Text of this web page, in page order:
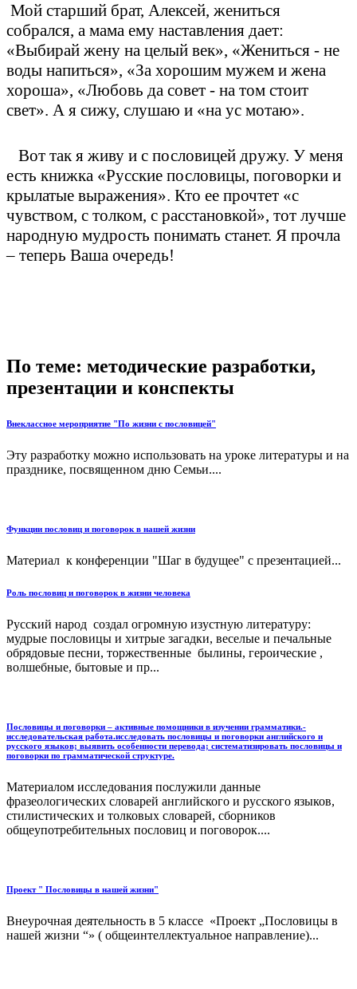
Мой старший брат, Алексей, жениться
собрался, а мама ему наставления дает:
«Выбирай жену на целый век», «Жениться - не
воды напиться», «За хорошим мужем и жена
хороша», «Любовь да совет - на том стоит
свет». А я сижу, слушаю и «на ус мотаю».
Вот так я живу и с пословицей дружу. У меня
есть книжка «Русские пословицы, поговорки и
крылатые выражения». Кто ее прочтет «с
чувством, с толком, с расстановкой», тот лучше
народную мудрость понимать станет. Я прочла
– теперь Ваша очередь!
По теме: методические разработки,
презентации и конспекты
Внеклассное мероприятие "По жизни с пословицей"
Эту разработку можно использовать на уроке литературы и на
празднике, посвященном дню Семьи....
Функции пословиц и поговорок в нашей жизни
Материал к конференции "Шаг в будущее" с презентацией...
Роль пословиц и поговорок в жизни человека
Русский народ создал огромную изустную литературу:
мудрые пословицы и хитрые загадки, веселые и печальные
обрядовые песни, торжественные былины, героические ,
волшебные, бытовые и пр...
Пословицы и поговорки – активные помощники в изучении грамматики.-
исследовательская работа.исследовать пословицы и поговорки английского и
русского языков; выявить особенности перевода; систематизировать пословицы и
поговорки по грамматической структуре.
Материалом исследования послужили данные
фразеологических словарей английского и русского языков,
стилистических и толковых словарей, сборников
общеупотребительных пословиц и поговорок....
Проект " Пословицы в нашей жизни"
Внеурочная деятельность в 5 классе «Проект „Пословицы в
нашей жизни “» ( общеинтеллектуальное направление)...